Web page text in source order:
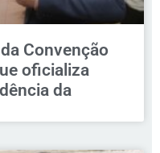
Convenção
oficializa
da